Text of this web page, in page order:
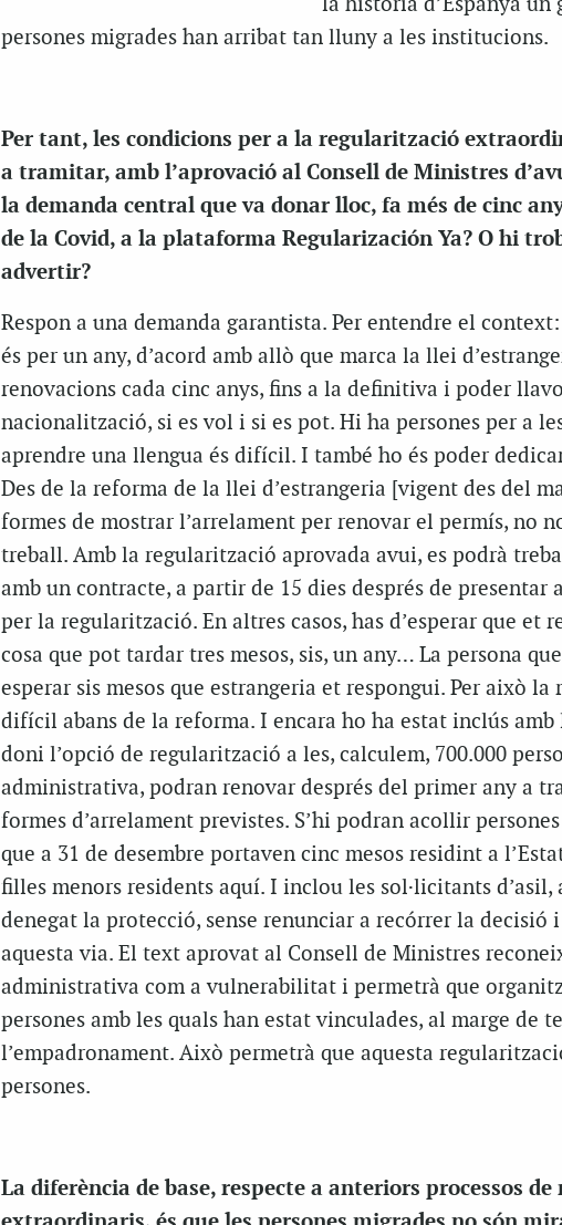
persones migrades han arribat tan lluny a les institucions.
Per tant, les condicions per a la regularització
a tramitar, amb l’aprovació al Consell de Ministres
la demanda central que va donar lloc, fa més de cinc
de la Covid, a la plataforma Regularización Ya? O hi
advertir?
Respon a una demanda garantista. Per entendre el
és per un any, d’acord amb allò que marca la llei
renovacions cada cinc anys, fins a la definitiva i poder
nacionalització, si es vol i si es pot. Hi ha persones per a
aprendre una llengua és difícil. I també ho és poder
Des de la reforma de la llei d’estrangeria [vigent des del
formes de mostrar l’arrelament per renovar el permís, no
treball. Amb la regularització aprovada avui, es podrà
amb un contracte, a partir de 15 dies després de
per la regularització. En altres casos, has d’esperar que et
cosa que pot tardar tres mesos, sis, un any… La persona
esperar sis mesos que estrangeria et respongui. Per això
difícil abans de la reforma. I encara ho ha estat inclús amb
doni l’opció de regularització a les, calculem, 700.000
administrativa, podran renovar després del primer any a
formes d’arrelament previstes. S’hi podran acollir
que a 31 de desembre portaven cinc mesos residint a
filles menors residents aquí. I inclou les sol·licitants d’asil,
denegat la protecció, sense renunciar a recórrer la decisió
aquesta via. El text aprovat al Consell de Ministres
administrativa com a vulnerabilitat i permetrà que
persones amb les quals han estat vinculades, al marge de
l’empadronament. Això permetrà que aquesta
persones.
La diferència de base, respecte a anteriors processos